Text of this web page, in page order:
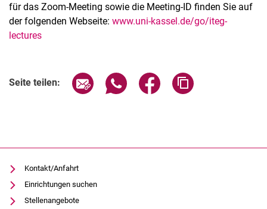
für das Zoom-Meeting sowie die Meeting-ID finden Sie auf
der folgenden Webseite: www.uni-kassel.de/go/iteg-
lectures
Seite teilen: Seite über E-Mail teilen
Seite über WhatsApp teilen
Seite über Facebook
Kontakt/Anfahrt
Einrichtungen suchen
Stellenangebote